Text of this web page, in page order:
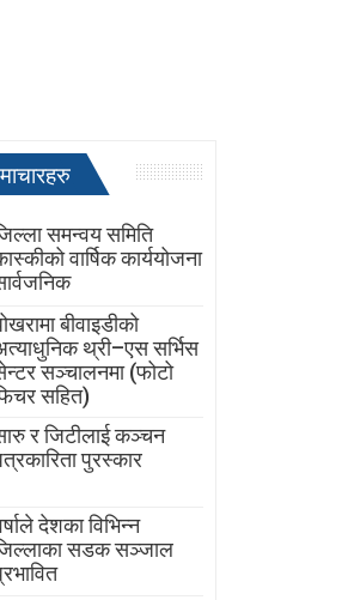
समन्वय समिति
वार्षिक कार्ययोजना
बीवाइडीको
थ्री–एस सर्भिस
सञ्चालनमा (फोटो
सहित)
र जिटीलाई कञ्चन
पुरस्कार
देशका विभिन्न
सडक सञ्जाल